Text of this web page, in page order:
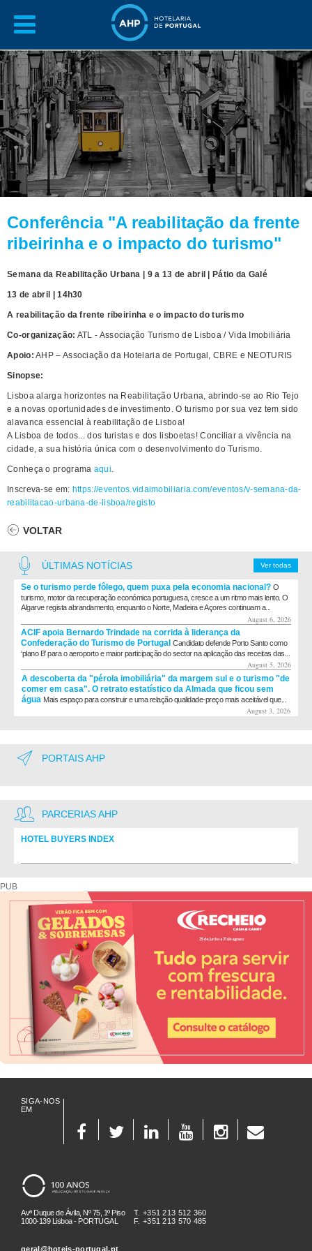
Conferência "A reabilitação da frente
ribeirinha e o impacto do turismo"
Semana da Reabilitação Urbana | 9 a 13 de abril | Pátio da Galé
13 de abril | 14h30
A reabilitação da frente ribeirinha e o impacto do turismo
Co-organização: ATL - Associação Turismo de Lisboa / Vida Imobiliária
Apoio: AHP – Associação da Hotelaria de Portugal, CBRE e NEOTURIS
Sinopse:
Lisboa alarga horizontes na Reabilitação Urbana, abrindo-se ao Rio Tejo
e a novas oportunidades de investimento. O turismo por sua vez tem sido
alavanca essencial à reabilitação de Lisboa!
A Lisboa de todos... dos turistas e dos lisboetas! Conciliar a vivência na
cidade, a sua história única com o desenvolvimento do Turismo.
Conheça o programa aqui.
Inscreva-se em: https://eventos.vidaimobiliaria.com/eventos/v-semana-da-
reabilitacao-urbana-de-lisboa/registo
VOLTAR
Ver todas
ÚLTIMAS NOTÍCIAS
Se o turismo perde fôlego, quem puxa pela economia nacional? O
turismo, motor da recuperação económica portuguesa, cresce a um ritmo mais lento. O
Algarve regista abrandamento, enquanto o Norte, Madeira e Açores continuam a...
August 6, 2026
ACIF apoia Bernardo Trindade na corrida à liderança da
Confederação do Turismo de Portugal Candidato defende Porto Santo como
‘plano B’ para o aeroporto e maior participação do sector na aplicação das receitas das...
August 5, 2026
A descoberta da "pérola imobiliária" da margem sul e o turismo "de
comer em casa". O retrato estatístico da Almada que ficou sem
água Mais espaço para construir e uma relação qualidade-preço mais aceitável que...
August 3, 2026
PORTAIS AHP
PARCERIAS AHP
HOTEL BUYERS INDEX
PUB
SIGA-NOS
EM
Avª Duque de Ávila, Nº 75, 1º Piso
1000-139 Lisboa - PORTUGAL
T. +351 213 512 360
F. +351 213 570 485
geral@hoteis-portugal.pt